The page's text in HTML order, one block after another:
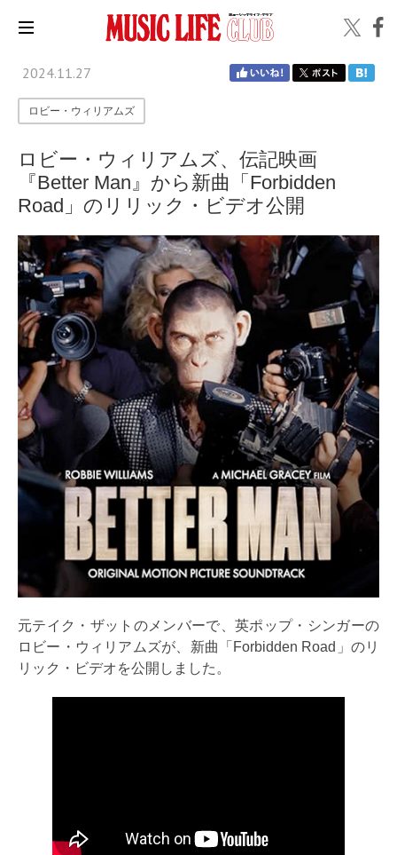
2024.11.27
ロビー・ウィリアムズ
ロビー・ウィリアムズ、伝記映画
『Better Man』から新曲「Forbidden
Road」のリリック・ビデオ公開
元テイク・ザットのメンバーで、英ポップ・シンガーの
ロビー・ウィリアムズが、新曲「Forbidden Road」のリ
リック・ビデオを公開しました。